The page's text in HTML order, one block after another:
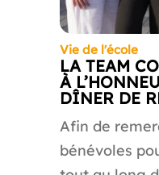
Vie de l'école
LA TEAM
À
DÎNER DE
Afin de
bénévoles